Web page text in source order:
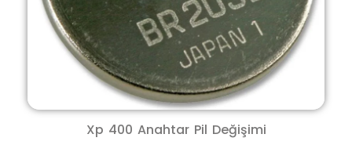
Xp 400 Anahtar Pil Değişimi